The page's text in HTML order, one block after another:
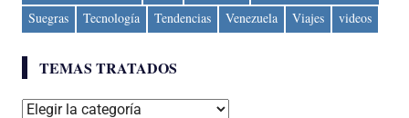
Suegras
Tecnología Tendencias Venezuela Viajes videos
TEMAS TRATADOS
Temas